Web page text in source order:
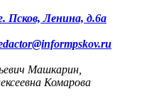
Псков, Ленина, д.6а
Машкарин,
Комарова